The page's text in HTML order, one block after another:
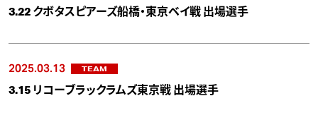
3.22 クボタスピアーズ船橋・東京ベイ戦 出場選手
2025.03.13 TEAM
3.15 リコーブラックラムズ東京戦 出場選手